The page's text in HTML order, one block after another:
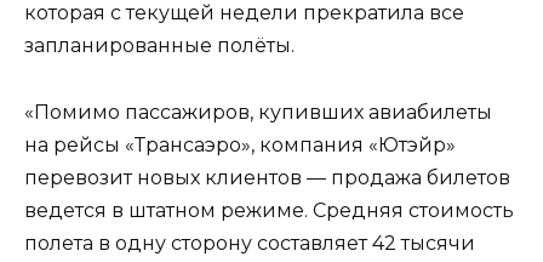
которая с текущей недели прекратила все
запланированные полёты.
«Помимо пассажиров, купивших авиабилеты
на рейсы «Трансаэро», компания «Ютэйр»
перевозит новых клиентов — продажа билетов
ведется в штатном режиме. Средняя стоимость
полета в одну сторону составляет 42 тысячи